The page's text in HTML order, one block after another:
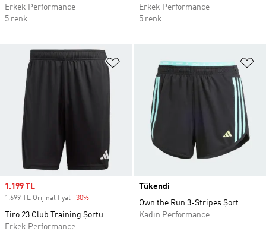
Erkek Performance
5 renk
Erkek Performance
5 renk
Favori Listesine Ekle
Sale price
1.199 TL
1.699 TL Orijinal fiyat -30%
Tiro 23 Club Training Şortu
Erkek Performance
Tükendi
Own the Run 3-Stripes Şort
Kadın Performance